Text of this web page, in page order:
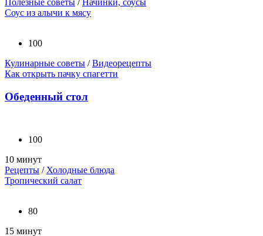
Полезные советы /Начинки, соусы
Соус из алычи к мясу
100
Кулинарные советы /Видеорецепты
Как открыть пачку спагетти
Обеденный стол
100
10 минут
Рецепты / Холодные блюда
Тропический салат
80
15 минут